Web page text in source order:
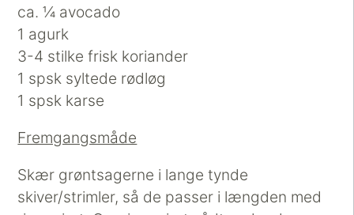
ca. ¼ avocado
1 agurk
3-4 stilke frisk koriander
1 spsk syltede rødløg
1 spsk karse
Fremgangsmåde
Skær grøntsagerne i lange tynde
skiver/strimler, så de passer i længden med